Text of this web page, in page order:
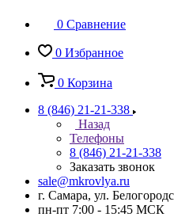
0 Сравнение
0 Избранное
0 Корзина
8 (846) 21-21-338
Назад
Телефоны
8 (846) 21-21-338
Заказать звонок
sale@mkrovlya.ru
г. Самара, ул.
пн-пт 7:00 - 15:45 МСК